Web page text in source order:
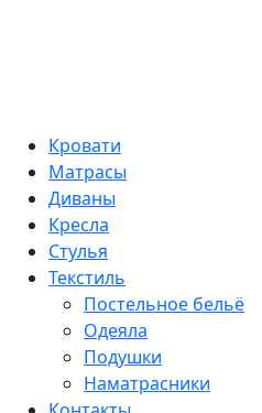
Кровати
Матрасы
Диваны
Кресла
Стулья
Текстиль
Постельное бельё
Одеяла
Подушки
Наматрасники